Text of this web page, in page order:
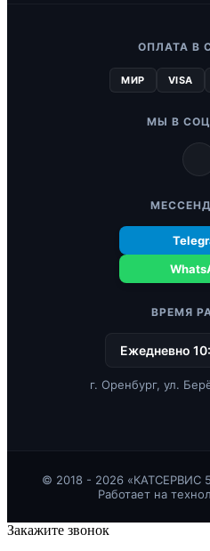
ОПЛАТА В
МИР VISA
МЫ В
ВРЕМЯ
Ежедневно
г. Оренбург, ул.
© 2018 - 2026 «КАТСЕРВИС
Работает на
Закажите звонок